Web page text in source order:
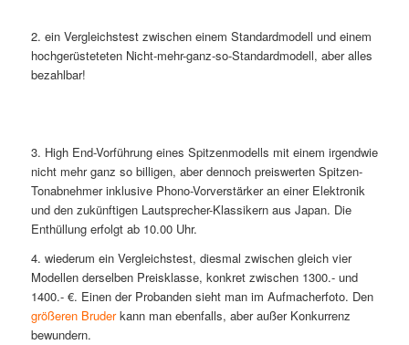
2. ein Vergleichstest zwischen einem Standardmodell und einem
hochgerüsteteten Nicht-mehr-ganz-so-Standardmodell, aber alles
bezahlbar!
3. High End-Vorführung eines Spitzenmodells mit einem irgendwie
nicht mehr ganz so billigen, aber dennoch preiswerten Spitzen-
Tonabnehmer inklusive Phono-Vorverstärker an einer Elektronik
und den zukünftigen Lautsprecher-Klassikern aus Japan. Die
Enthüllung erfolgt ab 10.00 Uhr.
4. wiederum ein Vergleichstest, diesmal zwischen gleich vier
Modellen derselben Preisklasse, konkret zwischen 1300.- und
1400.- €. Einen der Probanden sieht man im Aufmacherfoto. Den
größeren Bruderkann man ebenfalls, aber außer Konkurrenz
bewundern.